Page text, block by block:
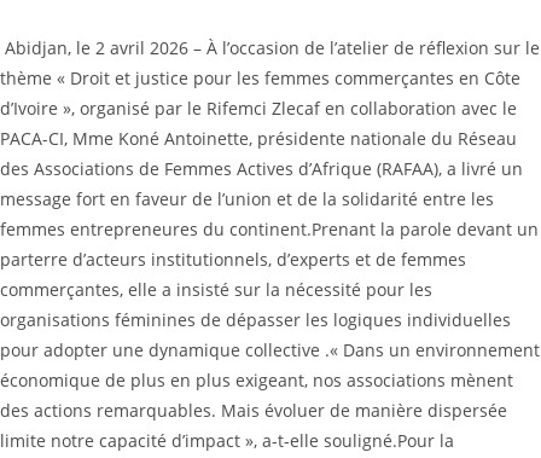
‎ Abidjan, le 2 avril 2026 – À l’occasion de l’atelier de réflexion sur le
thème « Droit et justice pour les femmes commerçantes en Côte
d’Ivoire », organisé par le Rifemci Zlecaf en collaboration avec le
PACA-CI, Mme Koné Antoinette, présidente nationale du Réseau
des Associations de Femmes Actives d’Afrique (RAFAA), a livré un
message fort en faveur de l’union et de la solidarité entre les
femmes entrepreneures du continent.‎‎Prenant la parole devant un
parterre d’acteurs institutionnels, d’experts et de femmes
commerçantes, elle a insisté sur la nécessité pour les
organisations féminines de dépasser les logiques individuelles
pour adopter une dynamique collective .‎‎« Dans un environnement
économique de plus en plus exigeant, nos associations mènent
des actions remarquables. Mais évoluer de manière dispersée
limite notre capacité d’impact », a-t-elle souligné.‎‎Pour la